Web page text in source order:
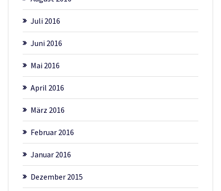
Juli 2016
Juni 2016
Mai 2016
April 2016
März 2016
Februar 2016
Januar 2016
Dezember 2015